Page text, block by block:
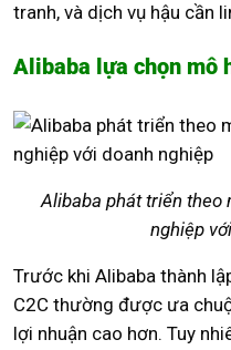
tranh, và dịch vụ hậu cần
Alibaba lựa chọn mô
Alibaba phát triển theo
nghiệp
Trước khi Alibaba thành
C2C thường được ưa
lợi nhuận cao hơn. Tuy